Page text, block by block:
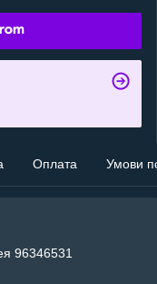
Оплата Умови
96346531